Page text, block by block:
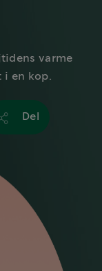
varme
i en kop.
Del